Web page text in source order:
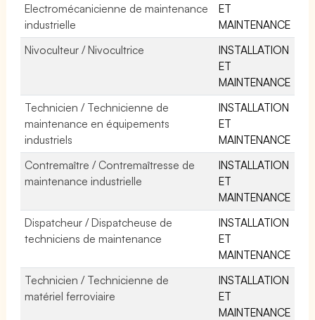
Electromécanicienne de maintenance
industrielle
ET
MAINTENANCE
Nivoculteur / Nivocultrice
INSTALLATION
ET
MAINTENANCE
Technicien / Technicienne de
maintenance en équipements
industriels
INSTALLATION
ET
MAINTENANCE
Contremaître / Contremaîtresse de
maintenance industrielle
INSTALLATION
ET
MAINTENANCE
Dispatcheur / Dispatcheuse de
techniciens de maintenance
INSTALLATION
ET
MAINTENANCE
Technicien / Technicienne de
matériel ferroviaire
INSTALLATION
ET
MAINTENANCE